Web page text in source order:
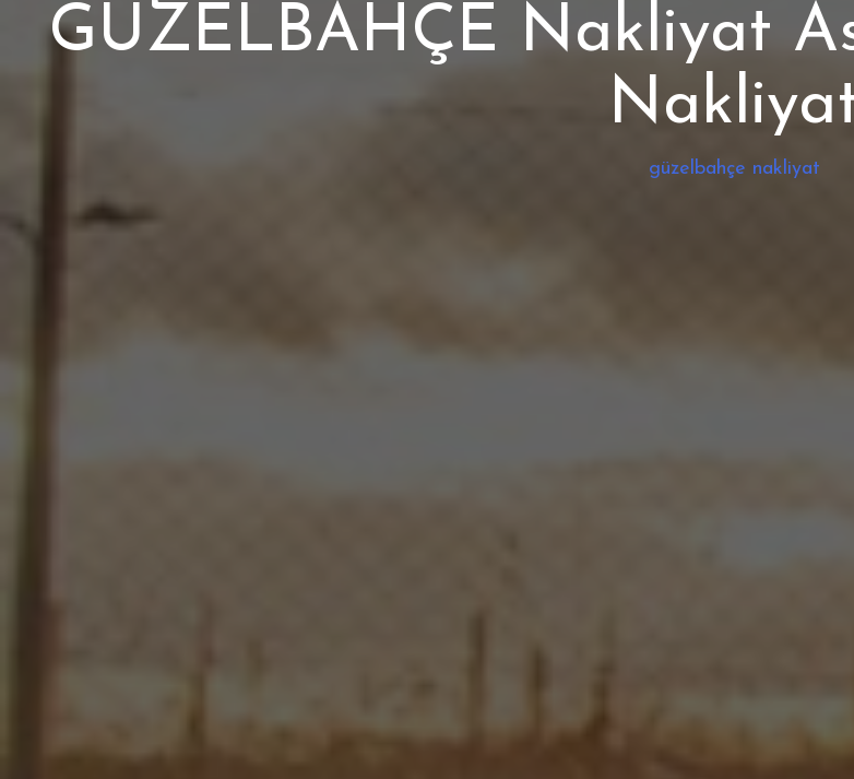
GÜZELBAHÇE Nakliyat
güzelbahçe nakliyat